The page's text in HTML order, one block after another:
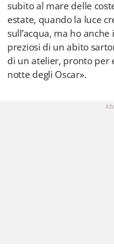
subito al mare delle
estate, quando la luce
sull’acqua, ma ho
preziosi di un abito
di un atelier, pronto per
notte degli Oscar».
Adv